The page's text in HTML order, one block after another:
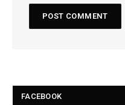
FACEBOOK